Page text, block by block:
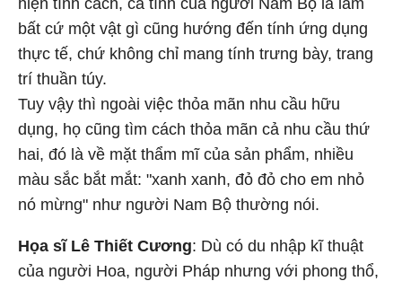
hiện tính cách, cá tính của người Nam Bộ là làm
bất cứ một vật gì cũng hướng đến tính ứng dụng
thực tế, chứ không chỉ mang tính trưng bày, trang
trí thuần túy.
Tuy vậy thì ngoài việc thỏa mãn nhu cầu hữu
dụng, họ cũng tìm cách thỏa mãn cả nhu cầu thứ
hai, đó là về mặt thẩm mĩ của sản phẩm, nhiều
màu sắc bắt mắt: "xanh xanh, đỏ đỏ cho em nhỏ
nó mừng" như người Nam Bộ thường nói.
Họa sĩ Lê Thiết Cương: Dù có du nhập kĩ thuật
của người Hoa, người Pháp nhưng với phong thổ,